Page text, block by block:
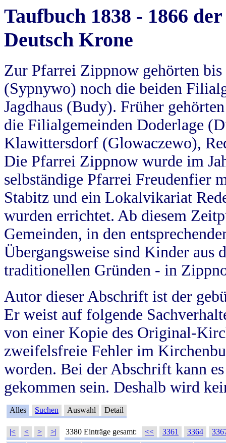
Taufbuch 1838 - 1866
Deutsch Krone
Zur Pfarrei Zippnow gehörten
(Sypnywo) noch die beiden
Jagdhaus (Budy). Früher
die Filialgemeinden Doderlage
Klawittersdorf (Glowaczewo),
Die Pfarrei Zippnow wurde im
selbständige Pfarrei Freudenfier
Stabitz und ein Lokalvikariat
wurden errichtet. Ab diesem
Gemeinden, in den
Übergangsweise sind Kinder aus
traditionellen Gründen - in
Autor dieser Abschrift ist der
Er weist auf folgende
von einer Kopie des Original-
zweifelsfreie Fehler im
worden. Bei der Abschrift kann
gekommen sein. Deshalb wird
Alles Suchen Auswahl Detail
|< < > >| 3380 Einträge gesamt: << 3361 3364